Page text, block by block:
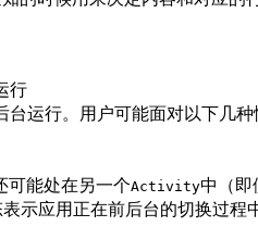
行
台运行。用户可能面对以下几
可能处在另一个Activity中（即
示应用正在前后台的切换过